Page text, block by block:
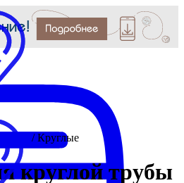
труб /Круглые
круглой трубы